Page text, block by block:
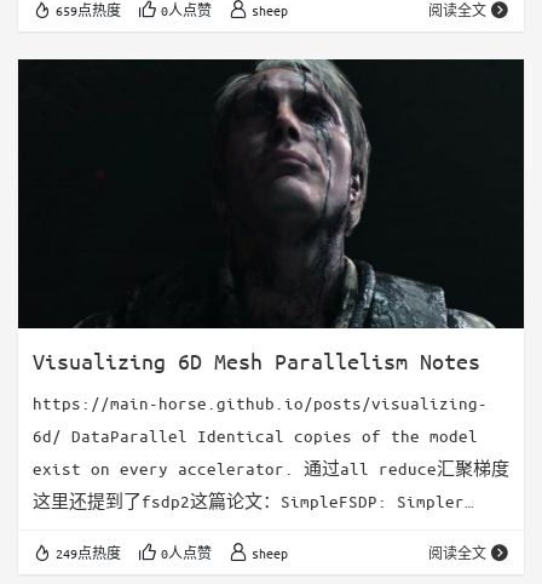
networking between GPUs 根据物理结构来选择不同的并
行策略，优化communication开销 如何思考device
659点热度 0人点赞 sheep 阅读全文
Visualizing 6D Mesh Parallelism Notes
https://main-horse.github.io/posts/visualizing-
6d/ DataParallel Identical copies of the model
exist on every accelerator. 通过all reduce汇聚梯度
这里还提到了fsdp2这篇论文：SimpleFSDP: Simpler
backward之后，会进行dp link之间的通信 同时和下一层
249点热度 0人点赞 sheep 阅读全文